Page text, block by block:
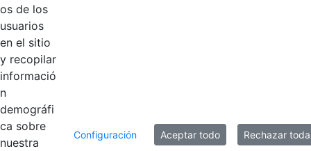
os de los
usuarios
en el sitio
y recopilar
informació
n
demográfi
ca sobre
nuestra
Configuración Aceptar todo Rechazar